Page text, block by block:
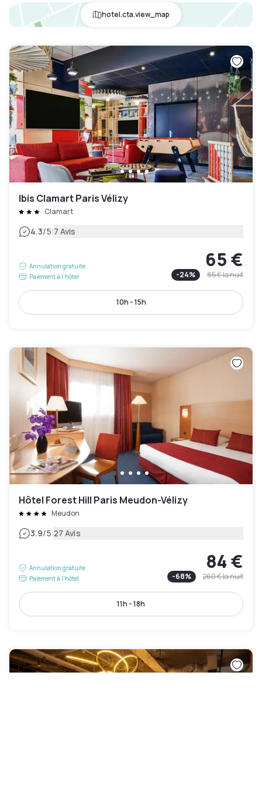
hotel.cta.view_map
Ibis Clamart Paris Vélizy
Clamart
4.3/5|7 Avis
Annulation gratuite
Paiement à l'hôtel
65 €
-24% 85 €la nuit
10h - 15h
Hôtel Forest Hill Paris Meudon-Vélizy
Meudon
3.9/5|27 Avis
Annulation gratuite
Paiement à l'hôtel
84 €
-68% 260 €la nuit
11h - 18h